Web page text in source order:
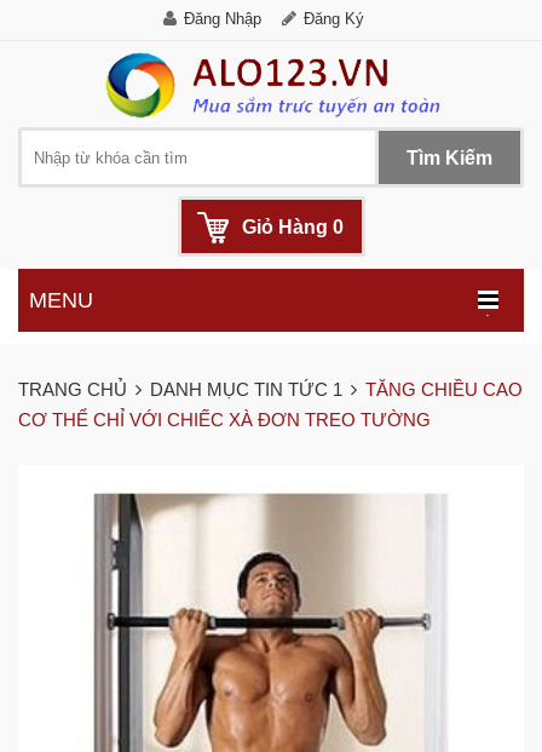
Đăng Nhập Đăng Ký
Tìm Kiếm
Giỏ Hàng 0
.
MENU
TRANG CHỦ DANH MỤC TIN TỨC 1
TĂNG CHIỀU CAO
CƠ THỂ CHỈ VỚI CHIẾC XÀ ĐƠN TREO TƯỜNG